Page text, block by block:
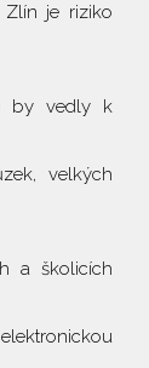
Zlín je riziko
by vedly k
velkých
a školicích